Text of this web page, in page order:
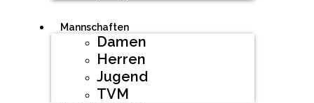
Mannschaften
Damen
Herren
Jugend
TVM